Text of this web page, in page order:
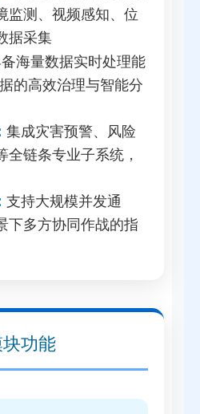
监测、视频感知、位
据采集
海量数据实时处理能
的高效治理与智能分
集成灾害预警、风险
全链条专业子系统，
支持大规模并发通
下多方协同作战的指
功能